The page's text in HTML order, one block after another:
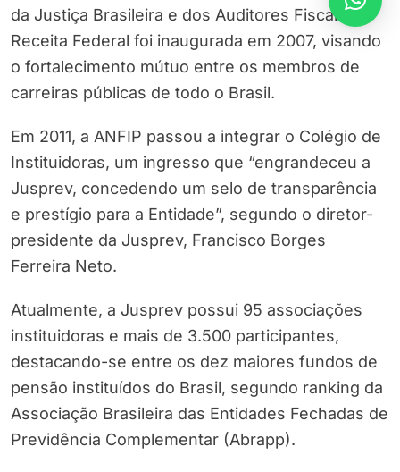
da Justiça Brasileira e dos Auditores Fiscais da
Receita Federal foi inaugurada em 2007, visando
o fortalecimento mútuo entre os membros de
carreiras públicas de todo o Brasil.
Em 2011, a ANFIP passou a integrar o Colégio de
Instituidoras, um ingresso que “engrandeceu a
Jusprev, concedendo um selo de transparência
e prestígio para a Entidade”, segundo o diretor-
presidente da Jusprev, Francisco Borges
Ferreira Neto.
Atualmente, a Jusprev possui 95 associações
instituidoras e mais de 3.500 participantes,
destacando-se entre os dez maiores fundos de
pensão instituídos do Brasil, segundo ranking da
Associação Brasileira das Entidades Fechadas de
Previdência Complementar (Abrapp).